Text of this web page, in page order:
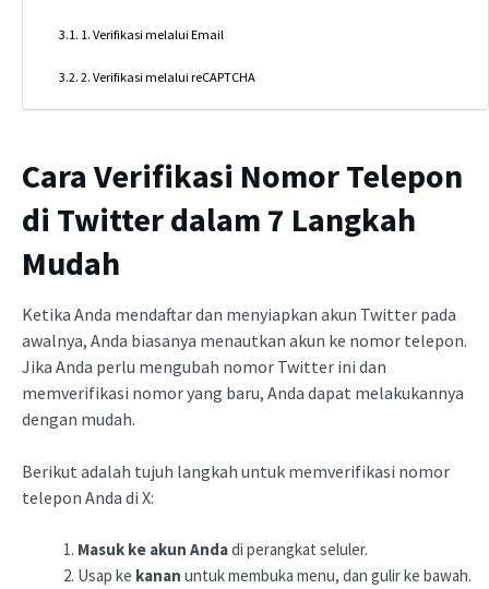
1. Verifikasi melalui Email
2. Verifikasi melalui reCAPTCHA
Cara Verifikasi Nomor Telepon
di Twitter dalam 7 Langkah
Mudah
Ketika Anda mendaftar dan menyiapkan akun Twitter pada
awalnya, Anda biasanya menautkan akun ke nomor telepon.
Jika Anda perlu mengubah nomor Twitter ini dan
memverifikasi nomor yang baru, Anda dapat melakukannya
dengan mudah.
Berikut adalah tujuh langkah untuk memverifikasi nomor
telepon Anda di X:
Masuk ke akun Andadi perangkat seluler.
Usap ke kanan untuk membuka menu, dan gulir ke bawah.